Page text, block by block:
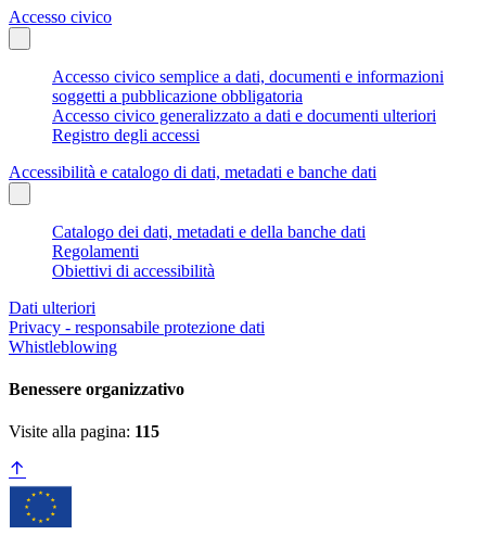
Accesso civico
Accesso civico semplice a dati, documenti e informazioni
soggetti a pubblicazione obbligatoria
Accesso civico generalizzato a dati e documenti ulteriori
Registro degli accessi
Accessibilità e catalogo di dati, metadati e banche dati
Catalogo dei dati, metadati e della banche dati
Regolamenti
Obiettivi di accessibilità
Dati ulteriori
Privacy - responsabile protezione dati
Whistleblowing
Benessere organizzativo
Visite alla pagina: 115